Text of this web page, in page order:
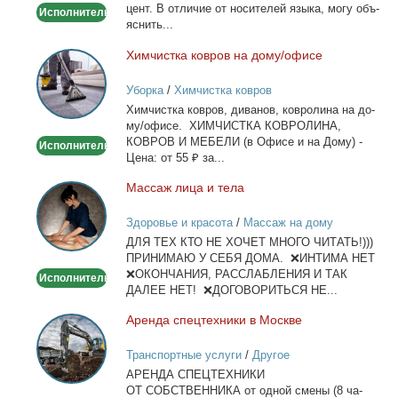
или
Исполнитель
цент. В от­ли­чие от но­си­те­лей язы­ка, мо­гу объ­
яс­нить...
Химчистка
ковров
на
дому/
Исполнитель
Хим­чист­ка ков­ров на до­му/офи­се
Уборка/ Химчистка ковров
Хим­чист­ка ков­ров, ди­ва­нов, ков­ро­ли­на на до­
му/офи­се. ХИМЧИСТКА КОВРОЛИНА,
КОВРОВ И МЕБЕЛИ (в Офи­се и на До­му) -
Це­на: от 55 ₽ за...
Массаж
лица
и
тела
Исполнитель
Мас­саж ли­ца и те­ла
Здоровье и красота/ Массаж на дому
ДЛЯ ТЕХ КТО НЕ ХОЧЕТ МНОГО ЧИТАТЬ!)))
ПРИНИМАЮ У СЕБЯ ДОМА. ❌ИНТИМА НЕТ
❌ОКОНЧАНИЯ, РАССЛАБЛЕНИЯ И ТАК
ДАЛЕЕ НЕТ! ❌ДОГОВОРИТЬСЯ НЕ...
Аренда
спецтехники
в
Москве
Арен­да спец­тех­ни­ки в Москве
Транспортные услуги/ Другое
АРЕНДА СПЕЦТЕХНИКИ
ОТ СОБСТВЕННИКА от од­ной сме­ны (8 ча­